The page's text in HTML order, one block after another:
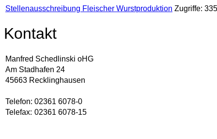
Stellenausschreibung Fleischer Wurstproduktion Zugriffe:
Kontakt
Manfred Schedlinski oHG
Am Stadhafen 24
45663 Recklinghausen
Telefon: 02361 6078-0
Telefax: 02361 6078-15